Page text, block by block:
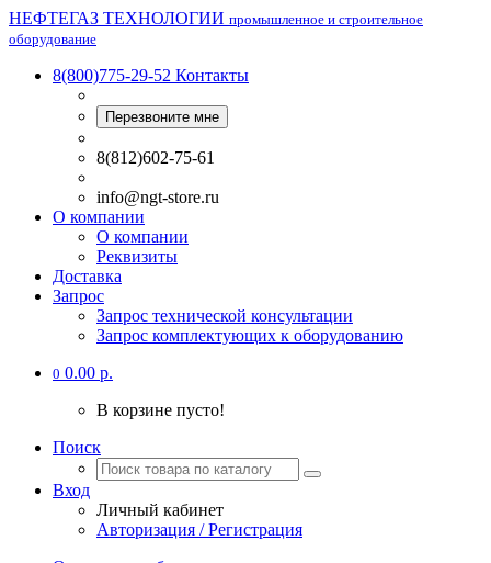
НЕФТЕГАЗ ТЕХНОЛОГИИ промышленное и строительное
оборудование
8(800)775-29-52 Контакты
Перезвоните мне
8(812)602-75-61
info@ngt-store.ru
О компании
О компании
Реквизиты
Доставка
Запрос
Запрос технической консультации
Запрос комплектующих к оборудованию
0 0.00 р.
В корзине пусто!
Поиск
Вход
Личный кабинет
Авторизация / Регистрация